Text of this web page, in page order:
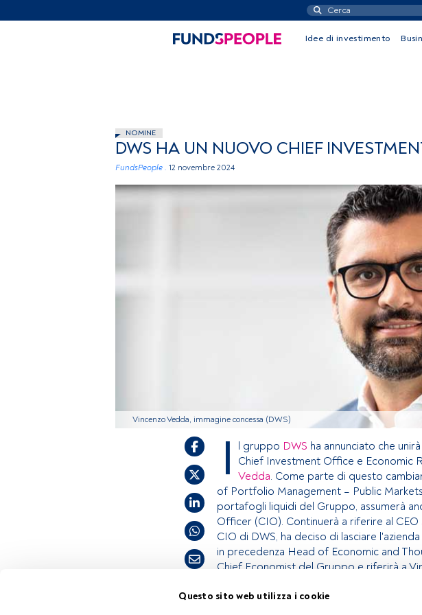
Questo sito web utilizza i cookie
Idee di investimento
NOMINE
DWS HA UN NUOVO CHIEF
FundsPeople . 12 novembre 2024
Vincenzo Vedda, immagine concessa (DWS)
I l gruppo DWS ha annunciato che
Chief Investment Office e Economic
Vedda. Come parte di questo
of Portfolio Management – Public
portafogli liquidi del Gruppo, assumerà
Officer (CIO). Continuerà a riferire al CEO
CIO di DWS, ha deciso di lasciare
in precedenza Head of Economic and
Chief Economist del Gruppo e riferirà a